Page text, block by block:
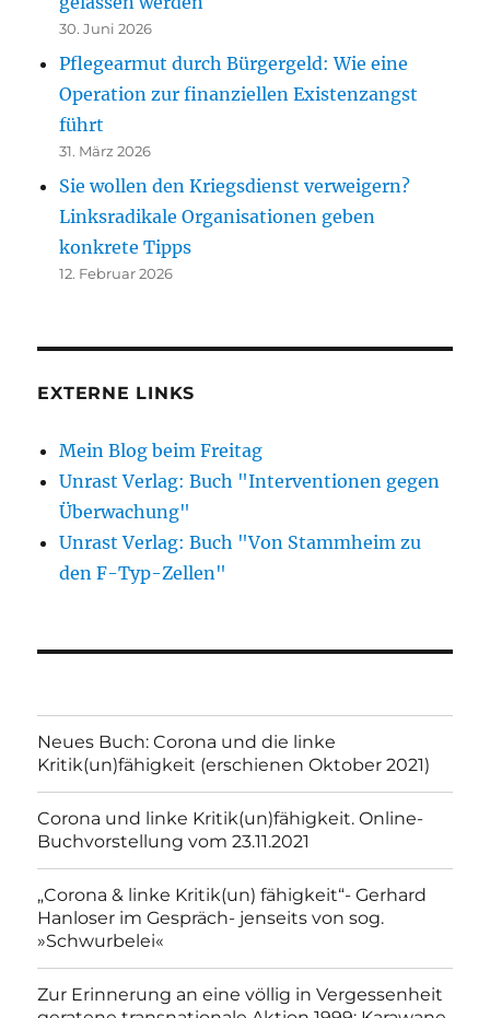
30. Juni 2026
Pflegearmut durch Bürgergeld: Wie eine
Operation zur finanziellen Existenzangst
führt
31. März 2026
Sie wollen den Kriegsdienst verweigern?
Linksradikale Organisationen geben
konkrete Tipps
12. Februar 2026
EXTERNE LINKS
Mein Blog beim Freitag
Unrast Verlag: Buch "Interventionen gegen
Überwachung"
Unrast Verlag: Buch "Von Stammheim zu
den F-Typ-Zellen"
Neues Buch: Corona und die linke
Kritik(un)fähigkeit (erschienen Oktober 2021)
Corona und linke Kritik(un)fähigkeit. Online-
Buchvorstellung vom 23.11.2021
„Corona & linke Kritik(un) fähigkeit“- Gerhard
Hanloser im Gespräch- jenseits von sog.
»Schwurbelei«
Zur Erinnerung an eine völlig in Vergessenheit